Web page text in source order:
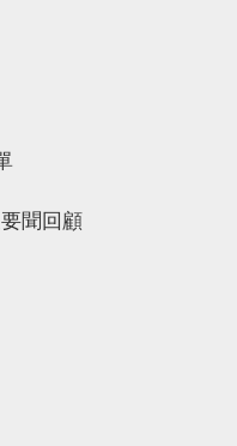
聞回顧